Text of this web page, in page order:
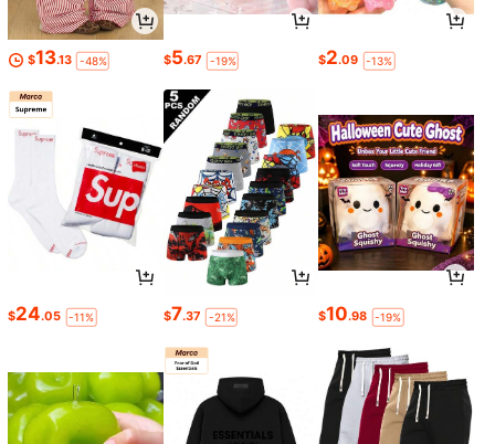
$13.13 -48% $5.67 -19% $2.09 -13%
$24.05 -11% $7.37 -21% $10.98 -19%